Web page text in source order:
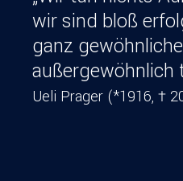
wir sind bloß
ganz
außergewöhnlich
Ueli Prager (*1916, †